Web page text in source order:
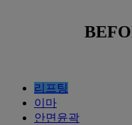
리프팅
이마
안면윤곽